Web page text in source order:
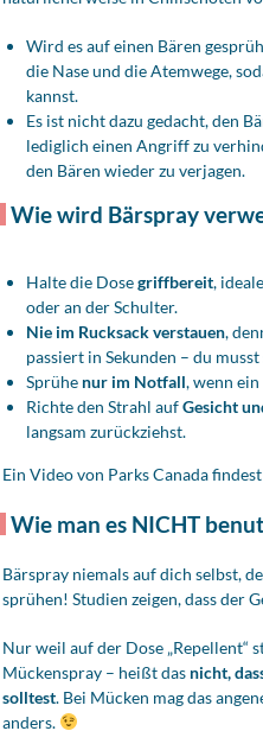
Wird es auf einen Bären
die Nase und die Atemwege,
kannst.
Es ist nicht dazu gedacht, den
lediglich einen Angriff zu
den Bären wieder zu verjagen.
Wie wird Bärspray
Halte die Dosegriffbereit,
oder an der Schulter.
Nie im Rucksack verstauen,
passiert in Sekunden – du
Sprühe nur im Notfall, wenn
Richte den Strahl aufGesicht
langsam zurückziehst.
Ein Video von Parks Canada
Wie man es NICHT
Bärspray niemals auf dich selbst,
sprühen! Studien zeigen, dass der
Nur weil auf der Dose „Repellent“
Mückenspray – heißt das nicht,
solltest. Bei Mücken mag das
anders.